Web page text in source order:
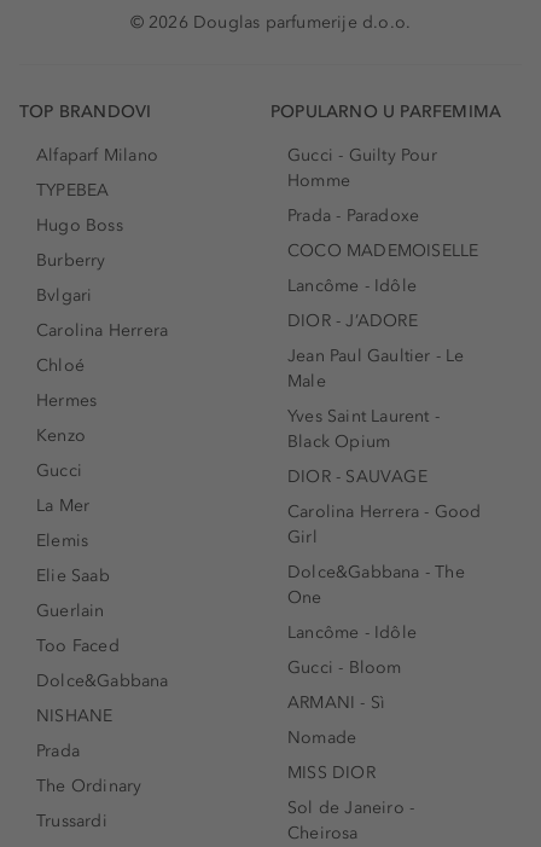
© 2026 Douglas parfumerije d.o.o.
TOP BRANDOVI
Alfaparf Milano
TYPEBEA
Hugo Boss
Burberry
Bvlgari
Carolina Herrera
Chloé
Hermes
Kenzo
Gucci
La Mer
Elemis
Elie Saab
Guerlain
Too Faced
Dolce&Gabbana
NISHANE
Prada
The Ordinary
Trussardi
POPULARNO U PARFEMIMA
Gucci - Guilty Pour
Homme
Prada - Paradoxe
COCO MADEMOISELLE
Lancôme - Idôle
DIOR - J’ADORE
Jean Paul Gaultier - Le
Male
Yves Saint Laurent -
Black Opium
DIOR - SAUVAGE
Carolina Herrera - Good
Girl
Dolce&Gabbana - The
One
Lancôme - Idôle
Gucci - Bloom
ARMANI - Sì
Nomade
MISS DIOR
Sol de Janeiro -
Cheirosa